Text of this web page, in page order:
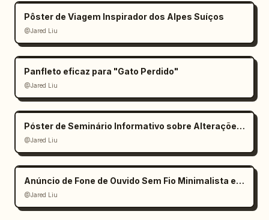
Pôster de Viagem Inspirador dos Alpes Suíços
@Jared Liu
Panfleto eficaz para "Gato Perdido"
@Jared Liu
Póster de Seminário Informativo sobre Alterações Climáticas
@Jared Liu
Anúncio de Fone de Ouvido Sem Fio Minimalista e Elegante
@Jared Liu